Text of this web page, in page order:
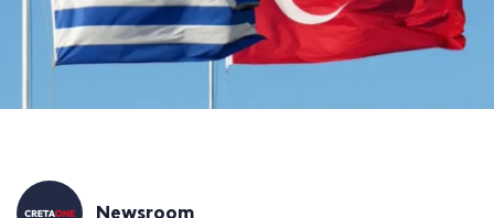
Newsroom